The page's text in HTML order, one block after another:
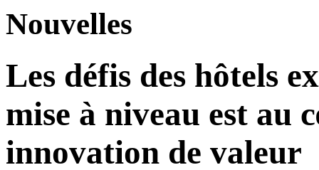
Nouvelles
Les défis des hôtels
mise à niveau est au
innovation de valeur